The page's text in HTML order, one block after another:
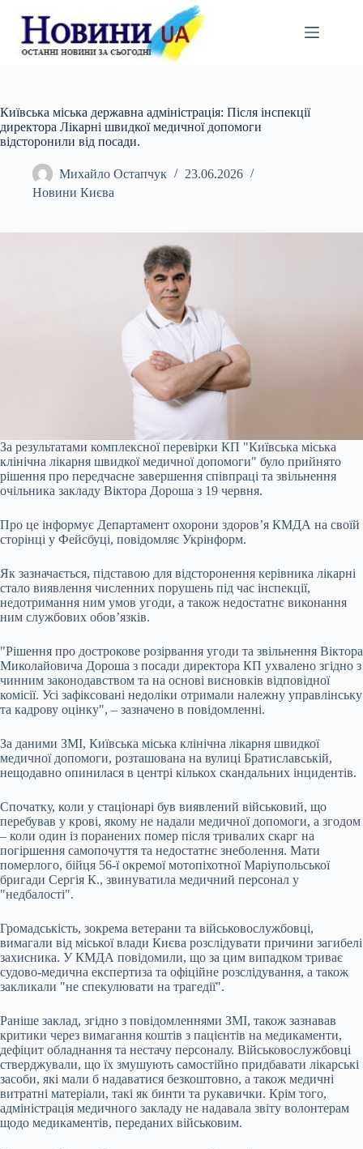
вмісту
Київська міська державна адміністрація: Після інспекції
директора Лікарні швидкої медичної допомоги
відсторонили від посади.
Михайло Остапчук
23.06.2026
Новини Києва
За результатами комплексної перевірки КП "Київська міська
клінічна лікарня швидкої медичної допомоги" було прийнято
рішення про передчасне завершення співпраці та звільнення
очільника закладу Віктора Дороша з 19 червня.
Про це інформує Департамент охорони здоров’я КМДА на своїй
сторінці у Фейсбуці, повідомляє Укрінформ.
Як зазначається, підставою для відсторонення керівника лікарні
стало виявлення численних порушень під час інспекції,
недотримання ним умов угоди, а також недостатнє виконання
ним службових обов’язків.
"Рішення про дострокове розірвання угоди та звільнення Віктора
Миколайовича Дороша з посади директора КП ухвалено згідно з
чинним законодавством та на основі висновків відповідної
комісії. Усі зафіксовані недоліки отримали належну управлінську
та кадрову оцінку", – зазначено в повідомленні.
За даними ЗМІ, Київська міська клінічна лікарня швидкої
медичної допомоги, розташована на вулиці Братиславській,
нещодавно опинилася в центрі кількох скандальних інцидентів.
Спочатку, коли у стаціонарі був виявлений військовий, що
перебував у крові, якому не надали медичної допомоги, а згодом
– коли один із поранених помер після тривалих скарг на
погіршення самопочуття та недостатнє знеболення. Мати
померлого, бійця 56-ї окремої мотопіхотної Маріупольської
бригади Сергія К., звинуватила медичний персонал у
"недбалості".
Громадськість, зокрема ветерани та військовослужбовці,
вимагали від міської влади Києва розслідувати причини загибелі
захисника. У КМДА повідомили, що за цим випадком триває
судово-медична експертиза та офіційне розслідування, а також
закликали "не спекулювати на трагедії".
Раніше заклад, згідно з повідомленнями ЗМІ, також зазнавав
критики через вимагання коштів з пацієнтів на медикаменти,
дефіцит обладнання та нестачу персоналу. Військовослужбовці
стверджували, що їх змушують самостійно придбавати лікарські
засоби, які мали б надаватися безкоштовно, а також медичні
витратні матеріали, такі як бинти та рукавички. Крім того,
адміністрація медичного закладу не надавала звіту волонтерам
щодо медикаментів, переданих військовим.